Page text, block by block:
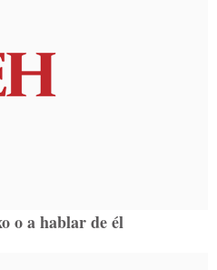
o a hablar de él